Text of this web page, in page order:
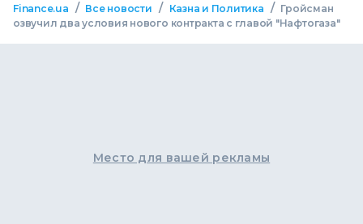
Finance.ua / Все новости / Казна и Политика / Гройсман
озвучил два условия нового контракта с главой "Нафтогаза"
Место для вашей рекламы